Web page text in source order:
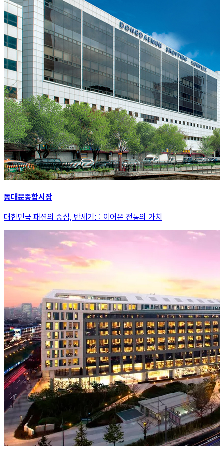
동대문종합시장
대한민국 패션의 중심, 반세기를 이어온 전통의 가치